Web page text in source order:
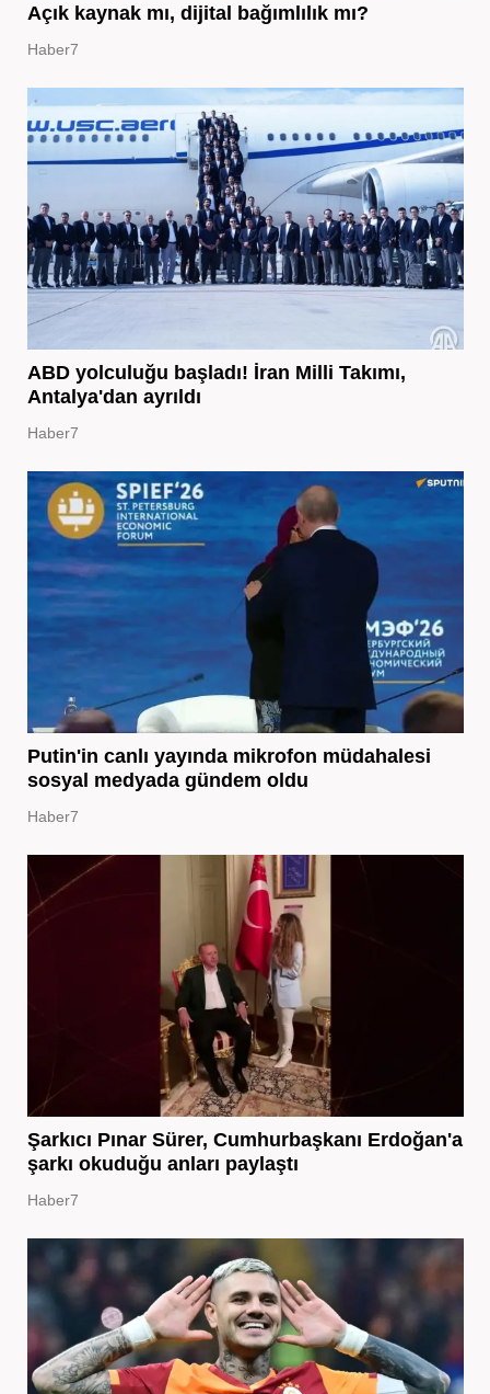
Açık kaynak mı, dijital bağımlılık mı?
Haber7
ABD yolculuğu başladı! İran Milli Takımı,
Antalya'dan ayrıldı
Haber7
Putin'in canlı yayında mikrofon müdahalesi
sosyal medyada gündem oldu
Haber7
Şarkıcı Pınar Sürer, Cumhurbaşkanı Erdoğan'a
şarkı okuduğu anları paylaştı
Haber7